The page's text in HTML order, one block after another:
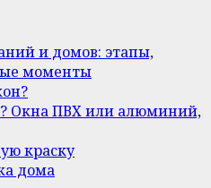
и домов: этапы,
моменты
Окна ПВХ или алюминий,
краску
дома